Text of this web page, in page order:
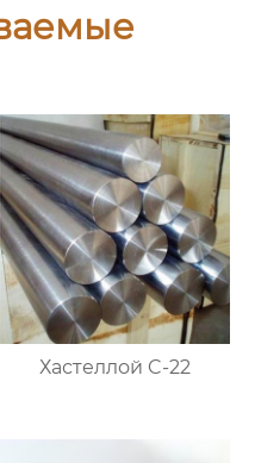
Хастеллой C-22